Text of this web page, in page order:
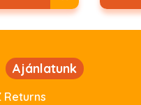
Ajánlatunk
Returns